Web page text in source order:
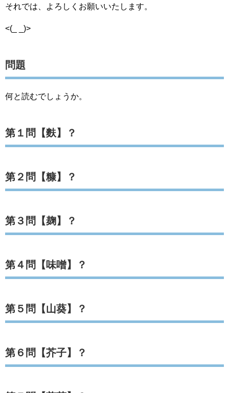
それでは、よろしくお願いいたします。
<(_ _)>
問題
何と読むでしょうか。
第１問【麩】？
第２問【糠】？
第３問【麹】？
第４問【味噌】？
第５問【山葵】？
第６問【芥子】？